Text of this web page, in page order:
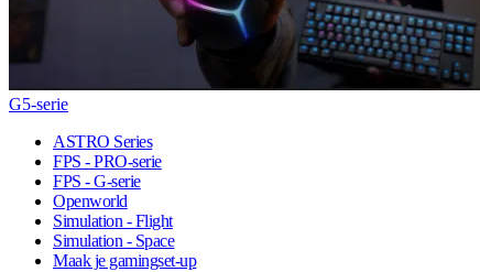
G5-serie
ASTRO Series
FPS - PRO-serie
FPS - G-serie
Openworld
Simulation - Flight
Simulation - Space
Maak je gamingset-up